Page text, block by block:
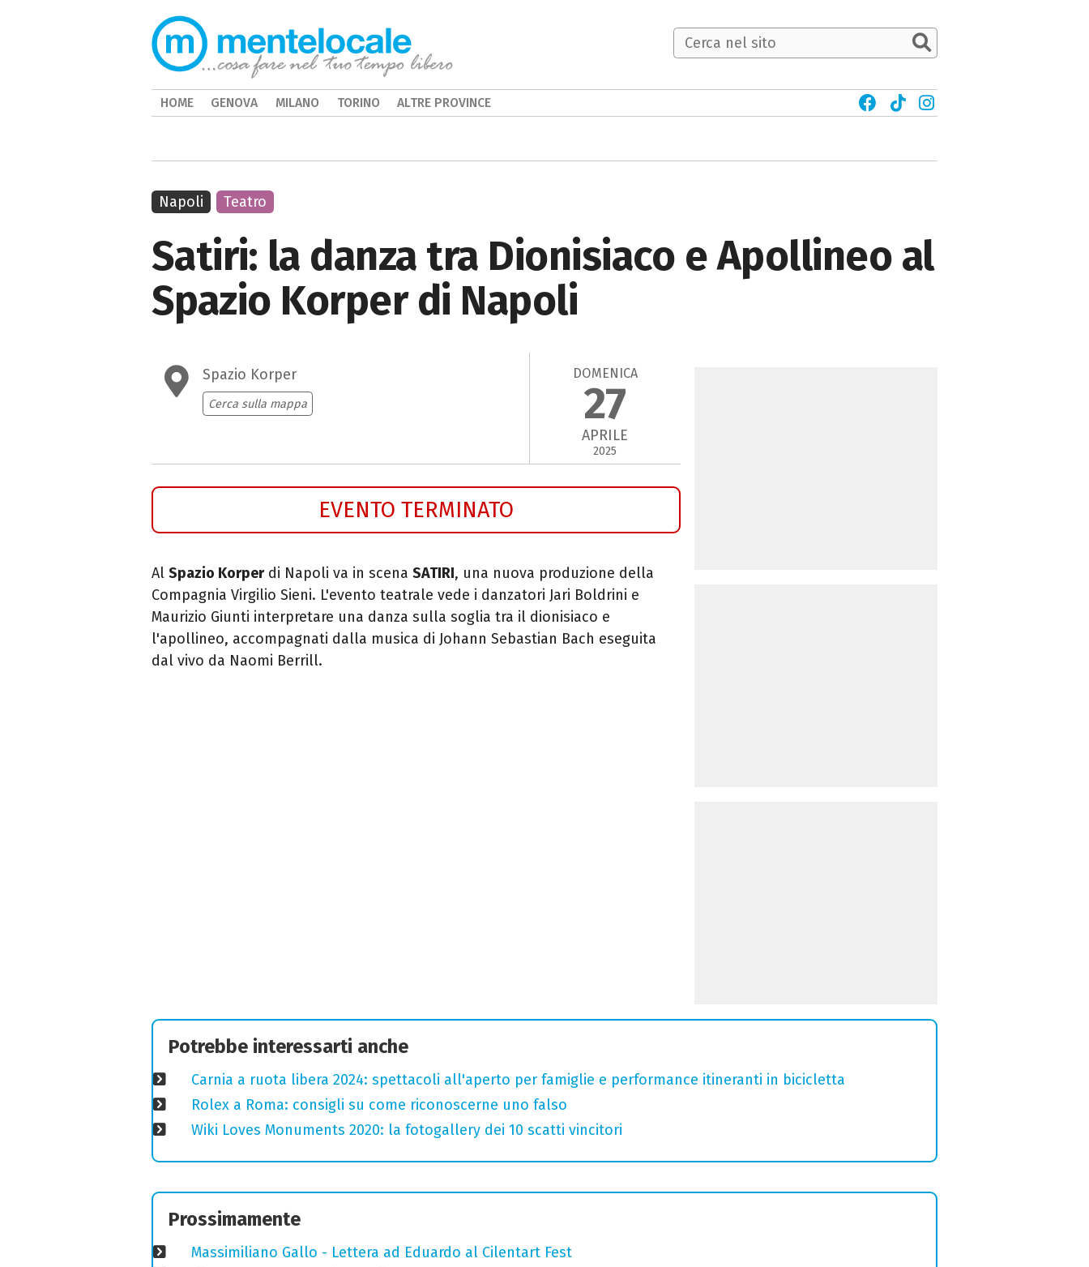
Satiri: la danza tra Dionisiaco e Apollineo al
Spazio Korper di Napoli
Spazio Korper
Cerca sulla mappa
DOMENICA
27
APRILE
2025
EVENTO TERMINATO
Al Spazio Korperdi Napoli va in scena SATIRI, una nuova produzione della
Compagnia Virgilio Sieni. L'evento teatrale vede i danzatori Jari Boldrini e
Maurizio Giunti interpretare una danza sulla soglia tra il dionisiaco e
l'apollineo, accompagnati dalla musica di Johann Sebastian Bach eseguita
dal vivo da Naomi Berrill.
Napoli Teatro
Potrebbe interessarti anche
Carnia a ruota libera 2024: spettacoli all'aperto per famiglie e performance itineranti in bicicletta
Rolex a Roma: consigli su come riconoscerne uno falso
Wiki Loves Monuments 2020: la fotogallery dei 10 scatti vincitori
Prossimamente
Massimiliano Gallo - Lettera ad Eduardo al Cilentart Fest
HOME GENOVA MILANO TORINO ALTRE PROVINCE